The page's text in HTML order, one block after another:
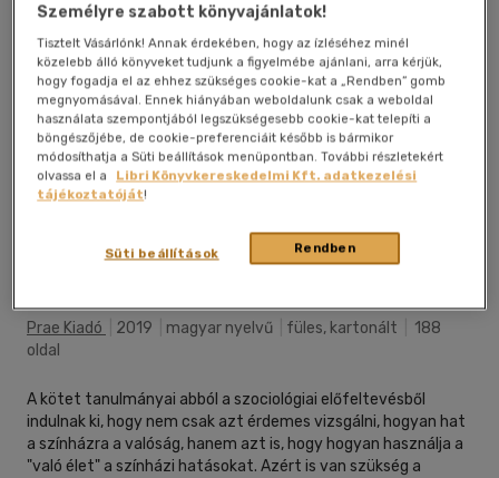
Kívánságlistához adom
Prae Kiadó 2019 magyar nyelvű füles, kartonált
188
oldal
A kötet tanulmányai abból a szociológiai előfeltevésből
indulnak ki, hogy nem csak azt érdemes vizsgálni, hogyan hat
a színházra a valóság, hanem azt is, hogy hogyan használja a
"való élet" a színházi hatásokat. Azért is van szükség a
Személyre szabott könyvajánlatok!
Tisztelt Vásárlónk! Annak érdekében, hogy az ízléséhez minél
közelebb álló könyveket tudjunk a figyelmébe ajánlani, arra kérjük,
hogy fogadja el az ehhez szükséges cookie-kat a „Rendben” gomb
megnyomásával. Ennek hiányában weboldalunk csak a weboldal
használata szempontjából legszükségesebb cookie-kat telepíti a
böngészőjébe, de cookie-preferenciáit később is bármikor
módosíthatja a Süti beállítások menüpontban. További részletekért
olvassa el a
Libri Könyvkereskedelmi Kft. adatkezelési
tájékoztatóját!
Rendben
Süti beállítások